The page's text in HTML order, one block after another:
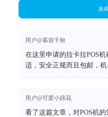
发
用户@慕容千秋
在这里申请的拉卡拉POS
适，安全正规而且包邮，机
用户@可爱小蹄花
看了这篇文章，对POS机